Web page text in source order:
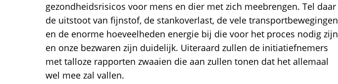
gezondheidsrisicos voor mens en dier met zich meebrengen. Tel daar
de uitstoot van fijnstof, de stankoverlast, de vele transportbewegingen
en de enorme hoeveelheden energie bij die voor het proces nodig zijn
en onze bezwaren zijn duidelijk. Uiteraard zullen de initiatiefnemers
met talloze rapporten zwaaien die aan zullen tonen dat het allemaal
wel mee zal vallen.